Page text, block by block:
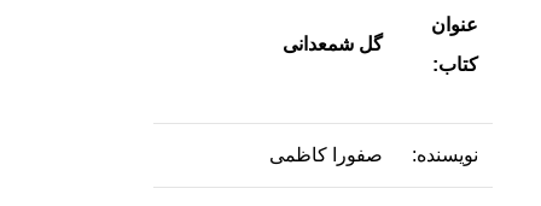
عنوان
کتاب:
گل شمعدانی
نویسنده: صفورا کاظمی